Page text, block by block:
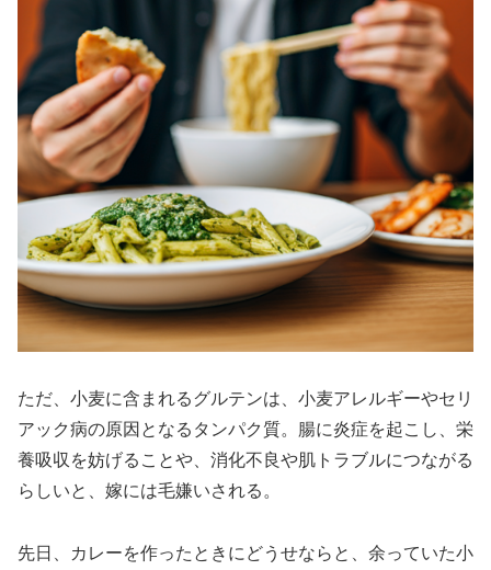
ただ、小麦に含まれるグルテンは、小麦アレルギーやセリ
アック病の原因となるタンパク質。腸に炎症を起こし、栄
養吸収を妨げることや、消化不良や肌トラブルにつながる
らしいと、嫁には毛嫌いされる。
先日、カレーを作ったときにどうせならと、余っていた小